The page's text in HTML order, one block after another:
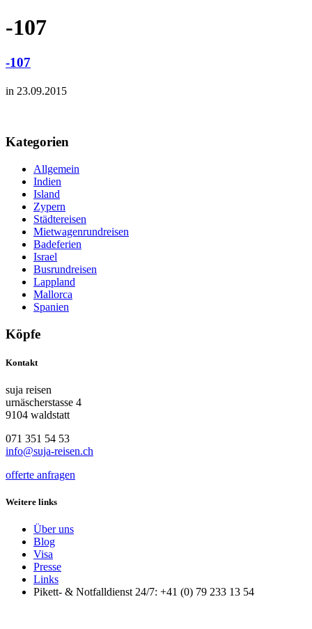
-107
-107
in 23.09.2015
Kategorien
Allgemein
Indien
Island
Zypern
Städtereisen
Mietwagenrundreisen
Badeferien
Israel
Busrundreisen
Lappland
Mallorca
Spanien
Köpfe
Kontakt
suja reisen
urnäscherstasse 4
9104 waldstatt
071 351 54 53
info@suja-reisen.ch
offerte anfragen
Weitere links
Über uns
Blog
Visa
Presse
Links
Pikett- & Notfalldienst 24/7: +41 (0) 79 233 13 54